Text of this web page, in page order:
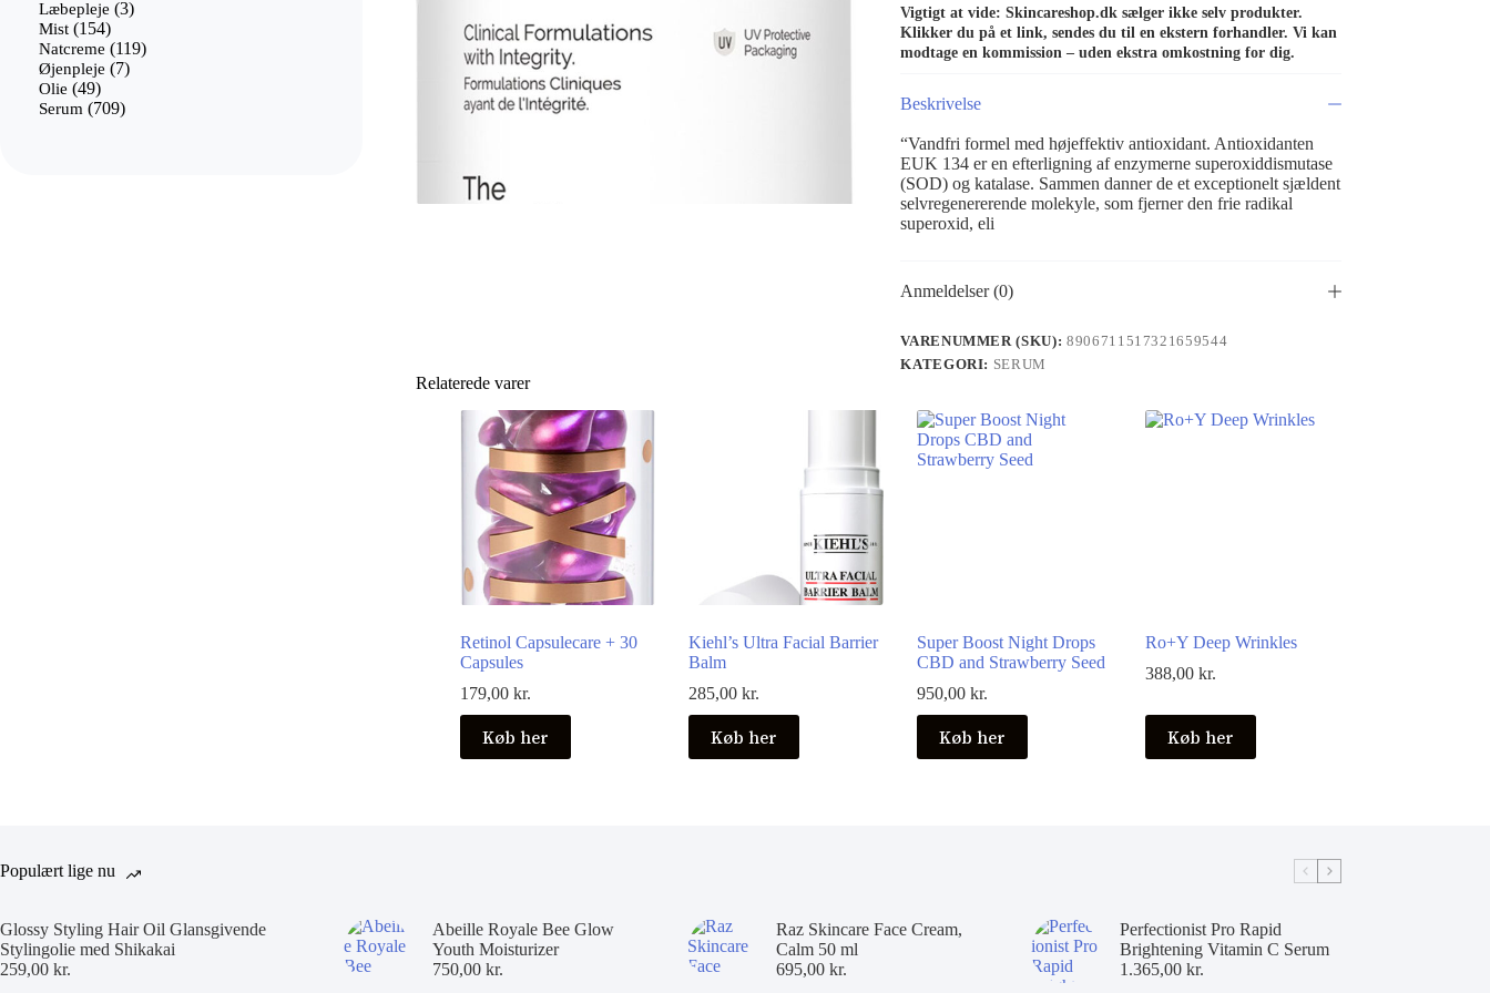
Vigtigt at vide: Skincareshop.dk sælger ikke selv produkter.
Klikker du på et link, sendes du til en ekstern forhandler. Vi kan
modtage en kommission – uden ekstra omkostning for dig.
Beskrivelse
“Vandfri formel med højeffektiv antioxidant. Antioxidanten
EUK 134 er en efterligning af enzymerne superoxiddismutase
(SOD) og katalase. Sammen danner de et exceptionelt sjældent
selvregenererende molekyle, som fjerner den frie radikal
superoxid, eli
Anmeldelser (0)
VARENUMMER (SKU): 8906711517321659544
KATEGORI: SERUM
Relaterede varer
Retinol Capsulecare + 30
Capsules
179,00 kr.
Køb her
Kiehl’s Ultra Facial Barrier
Balm
285,00kr.
Køb her
Super Boost Night Drops
CBD and Strawberry Seed
950,00kr.
Køb her
Ro+Y Deep Wrinkles
388,00kr.
Køb her
Læbepleje 33
Mist 154154
varer
Natcreme 119119
Øjenpleje 77
Olie 4949
varer
Serum 709709
Populært lige nu
Glossy Styling Hair Oil Glansgivende
Stylingolie med Shikakai
259,00 kr.
Abeille Royale Bee Glow
Youth Moisturizer
750,00 kr.
Raz Skincare Face Cream,
Calm 50 ml
695,00 kr.
Perfectionist Pro Rapid
Brightening Vitamin C Serum
1.365,00 kr.